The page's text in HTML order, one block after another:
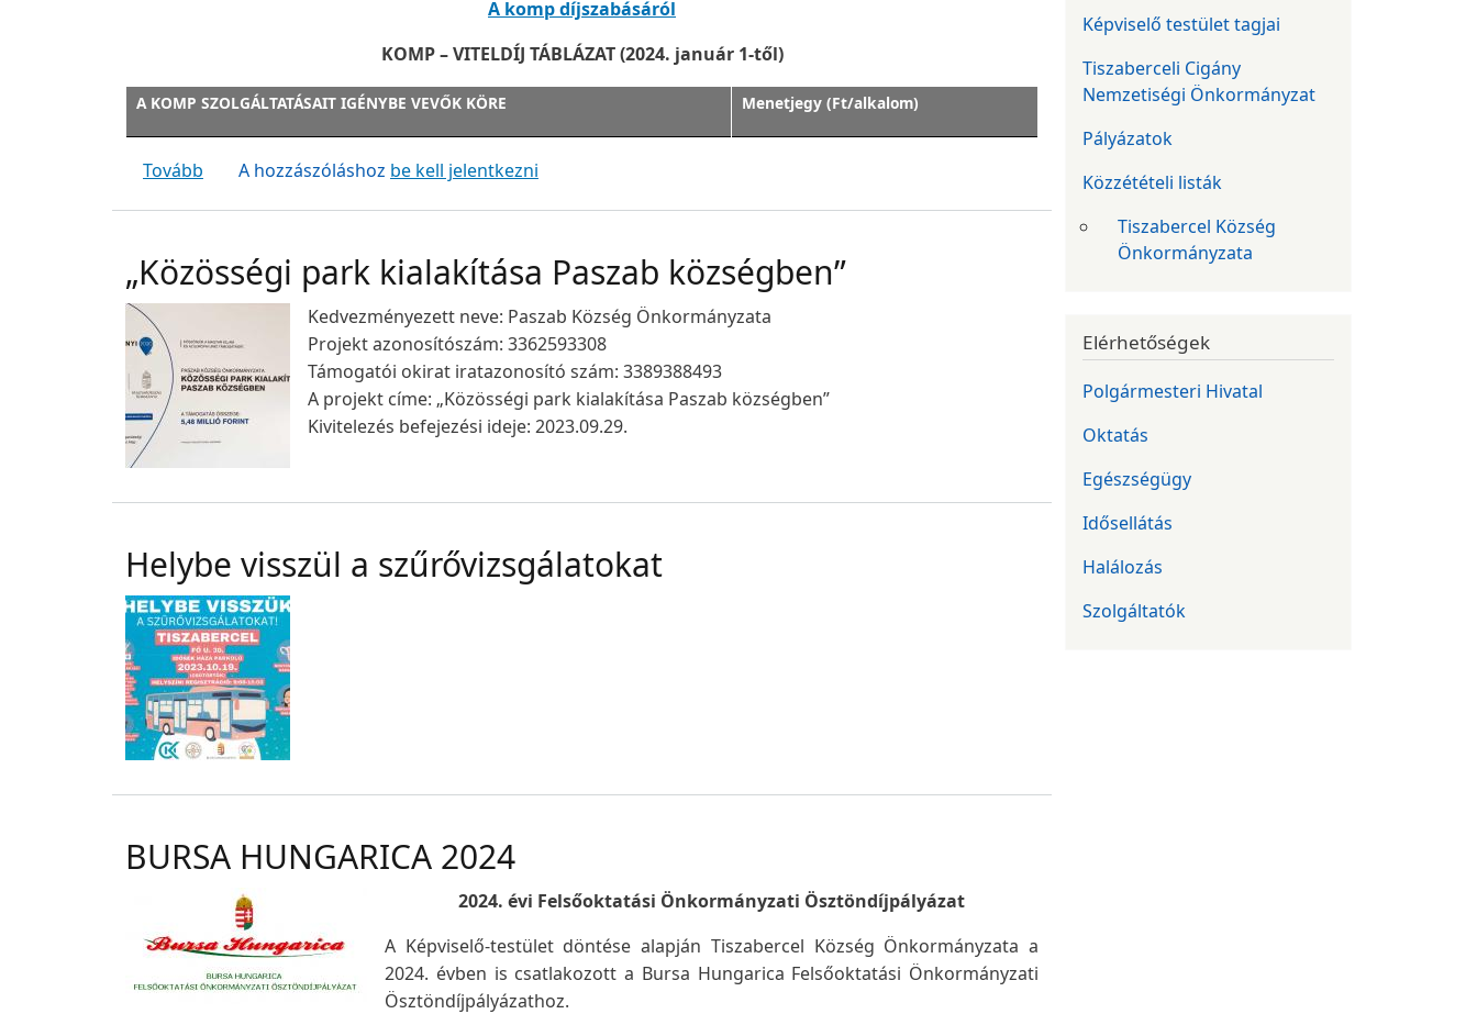
A komp díjszabásáról
KOMP – VITELDÍJ TÁBLÁZAT (2024. január 1-től)
A KOMP SZOLGÁLTATÁSAIT IGÉNYBE VEVŐK KÖRE Menetjegy (Ft/alkalom)
Tovább (Komp viteldíj változás 2024. január 1-től)
A hozzászóláshoz be kell jelentkezni
„Közösségi park kialakítása Paszab községben”
Kedvezményezett neve: Paszab Község Önkormányzata
Projekt azonosítószám: 3362593308
Támogatói okirat iratazonosító szám: 3389388493
A projekt címe: „Közösségi park kialakítása Paszab községben”
Kivitelezés befejezési ideje: 2023.09.29.
Helybe visszül a szűrővizsgálatokat
BURSA HUNGARICA 2024
2024. évi Felsőoktatási Önkormányzati Ösztöndíjpályázat
A Képviselő-testület döntése alapján Tiszabercel Község Önkormányzata a
2024. évben is csatlakozott a Bursa Hungarica Felsőoktatási Önkormányzati
Ösztöndíjpályázathoz.
Képviselő testület tagjai
Tiszaberceli Cigány
Nemzetiségi Önkormányzat
Pályázatok
Közzétételi listák
Tiszabercel Község
Önkormányzata
Elérhetőségek
Polgármesteri Hivatal
Oktatás
Egészségügy
Idősellátás
Halálozás
Szolgáltatók